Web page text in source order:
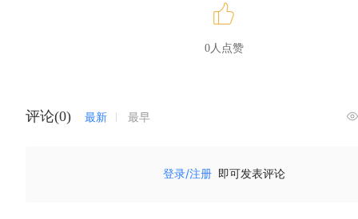
0人点赞
评论(0) 最新 最早
登录/注册 即可发表评论